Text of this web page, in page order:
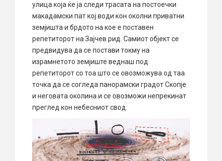
улица која ќе ја следи трасата на постоечки
макадамски пат кој води кон околни приватни
земјишта и брдото на кое е поставен
репетиторот на Зајчев рид. Самиот објект се
предвидува да се постави токму на
израмнетото земјиште веднаш под
репетиторот со тоа што се овозможува од таа
точка да се согледа панорамски градот Скопје
и неговата околина и се овозможи непрекинат
преглед кон небесниот свод.